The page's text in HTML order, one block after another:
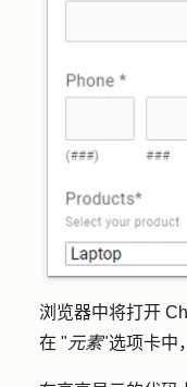
浏览器中将打开
在 "元素"选项卡中